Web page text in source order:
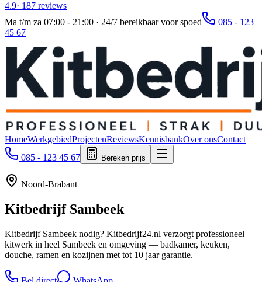
4.9· 187 reviews
Ma t/m za 07:00 - 21:00 · 24/7 bereikbaar voor spoed
085 - 123
45 67
HomeWerkgebiedProjectenReviewsKennisbankOver onsContact
085 - 123 45 67
Bereken prijs
Noord-Brabant
Kitbedrijf Sambeek
Kitbedrijf Sambeek nodig? Kitbedrijf24.nl verzorgt professioneel
kitwerk in heel Sambeek en omgeving — badkamer, keuken,
douche, ramen en kozijnen met tot 10 jaar garantie.